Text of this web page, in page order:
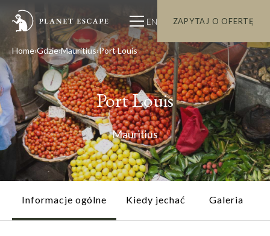
EN ZAPYTAJ O OFERTĘ
Home Gdzie Mauritius Port Louis
Port Louis
Mauritius
Informacje ogólne Kiedy jechać Galeria